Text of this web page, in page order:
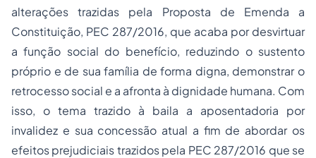
alterações trazidas pela Proposta de Emenda a
Constituição, PEC 287/2016, que acaba por desvirtuar
a função social do benefício, reduzindo o sustento
próprio e de sua família de forma digna, demonstrar o
retrocesso social e a afronta à dignidade humana. Com
isso, o tema trazido à baila a aposentadoria por
invalidez e sua concessão atual a fim de abordar os
efeitos prejudiciais trazidos pela PEC 287/2016 que se